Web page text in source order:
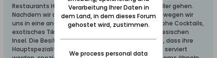
Restaurants Hola Tapas überqueren und in den Keller gehen.
Nachdem wir die Schwelle überschritten haben, bewegen wir
uns in eine andere Welt. Erfrischende und farbenfrohe Cocktails,
exotisches Tiki-Klima, die Atmosphäre einer polynesischen
Insel. Die Besitzer des Restaurants argumentieren, dass ihre
Hauptspezialitäten Cocktails sind, die in "Magiern" serviert
Verarbeitung Ihrer Daten in
dem Land, in dem dieses Forum
gehostet wird, zustimmen.
We process personal data